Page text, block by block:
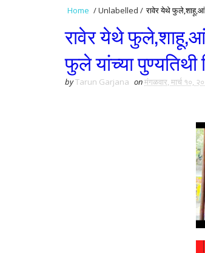
Home /Unlabelled / रावेर येथे
रावेर येथे
फुले यांच्या पुण्यतिथी
byTarun Garjana onमंगळवार, मार्च १०,